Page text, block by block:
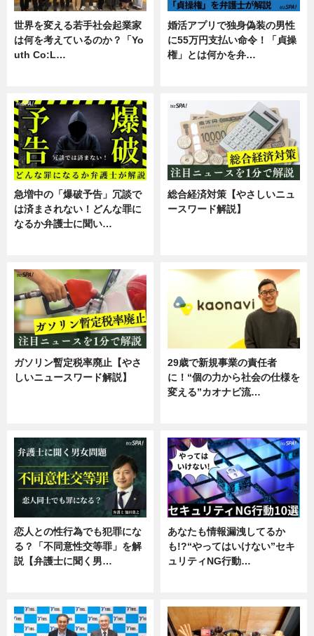
世界を変える若手社会起業家
は何を考えているのか？「Yo
uth Co:L…
婚活アプリで独身偽装の男性
に55万円支払い命令！「貞操
権」とは何かを弁…
急増中の「爆破予告」冗談で
は済まされない！どんな罪に
なるか弁護士に聞い…
総合経済対策【やさしいニュ
ースワード解説】
ガソリン暫定税率廃止【やさ
しいニュースワード解説】
29歳で新規事業の責任者
に！“個の力から社会の仕様を
変える”カオナビ流…
恋人との性行為でも犯罪にな
る？「不同意性交等罪」を解
説【弁護士に聞く男…
あなたも情報漏洩してるか
も!?“やってはいけない”セキ
ュリティNG行動…